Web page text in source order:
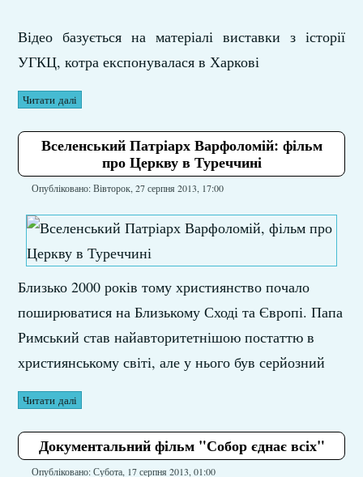
Відео базується на матеріалі виставки з історії
УГКЦ, котра експонувалася в Харкові
Читати далі
Вселенський Патріарх Варфоломій: фільм
про Церкву в Туреччині
Опубліковано: Вівторок, 27 серпня 2013, 17:00
Близько 2000 років тому християнство почало
поширюватися на Близькому Сході та Європі. Папа
Римський став найавторитетнішою постаттю в
християнському світі, але у нього був серйозний
Читати далі
Документальний фільм "Собор єднає всіх"
Опубліковано: Субота, 17 серпня 2013, 01:00